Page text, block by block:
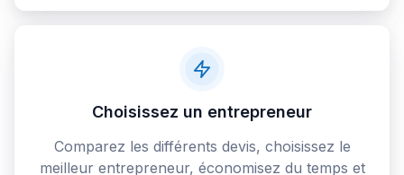
Choisissez un entrepreneur
Comparez les différents devis, choisissez le
meilleur entrepreneur, économisez du temps et